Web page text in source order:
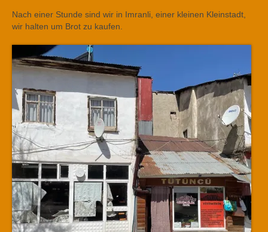
Nach einer Stunde sind wir in Imranli, einer kleinen Kleinstadt,
wir halten um Brot zu kaufen.